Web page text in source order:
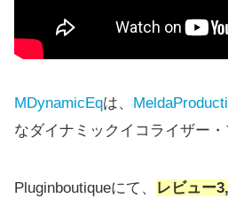
MDynamicEqは、
なダイナミックイコライザー・
Pluginboutiqueにて、
レビュー